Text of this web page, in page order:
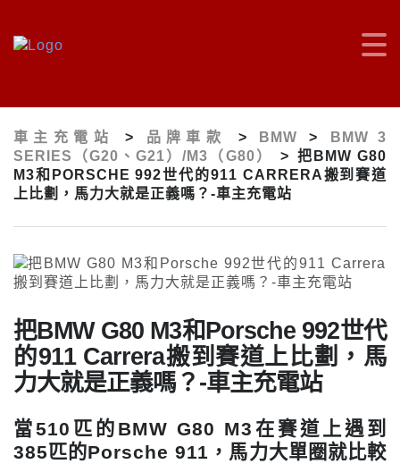
車主充電站 > 品牌車款 > BMW >
BMW 3
SERIES（G20、G21）/M3（G80）
> 把BMW G80
M3和PORSCHE 992世代的911 CARRERA搬到賽道
上比劃，馬力大就是正義嗎？-車主充電站
把BMW G80 M3和Porsche 992世代
的911 Carrera搬到賽道上比劃，馬
力大就是正義嗎？-車主充電站
當510匹的BMW G80 M3在賽道上遇到
385匹的Porsche 911，馬力大單圈就比較